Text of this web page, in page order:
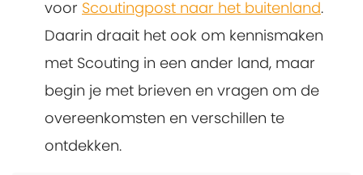
voor Scoutingpost naar het buitenland.
Daarin draait het ook om kennismaken
met Scouting in een ander land, maar
begin je met brieven en vragen om de
overeenkomsten en verschillen te
ontdekken.